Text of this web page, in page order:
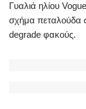
Γυαλιά ηλίου
σχήμα πεταλούδα
degrade φακούς.